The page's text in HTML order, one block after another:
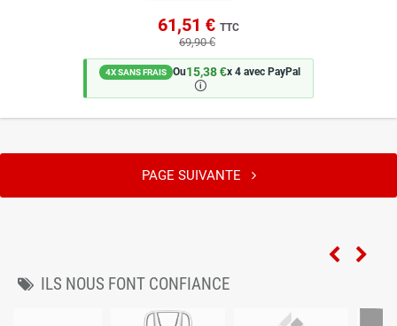
61,51 € TTC
69,90 €
4X SANS FRAIS Ou15,38 €x 4 avec PayPal
🛈
PAGE SUIVANTE
ILS NOUS FONT CONFIANCE